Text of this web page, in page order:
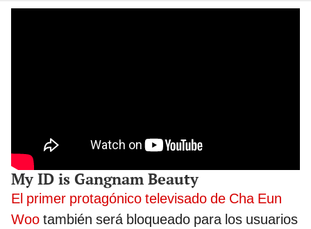
My ID is Gangnam Beauty
El primer protagónico televisado de Cha Eun
Woo también será bloqueado para los usuarios